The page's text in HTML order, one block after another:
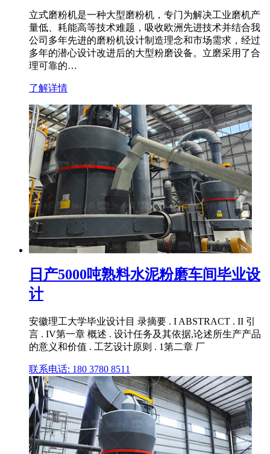
立式磨粉机是一种大型磨粉机，专门为解决工业磨机产
量低、耗能高等技术难题，吸收欧洲先进技术并结合我
公司多年先进的磨粉机设计制造理念和市场需求，经过
多年的潜心设计改进后的大型粉磨设备。立磨采用了合
理可靠的…
了解详情
日产5000吨熟料水泥粉磨车间毕业设
计
安徽理工大学毕业设计目 录摘要 . I ABSTRACT . II 引
言 . IV第一章 概述 . 设计任务及其依据,论述所生产产品
的意义和价值 . 工艺设计原则 . 1第二章 厂
联系电话: 180 3780 8511